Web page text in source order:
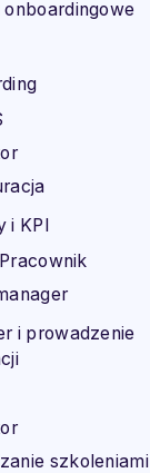
onboardingowe
i KPI
i prowadzenie
szkoleniami